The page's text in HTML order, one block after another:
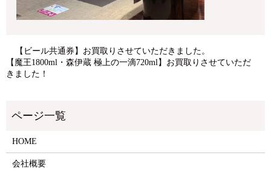
【ビール共通券】お買取りさせていただきました。
【魔王1800ml・森伊蔵 極上の一滴720ml】お買取りさせていただ
きました！
HOME
会社概要